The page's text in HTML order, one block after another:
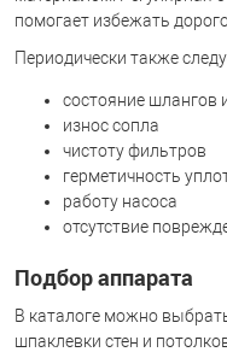
помогает избежать
Периодически также
состояние шлангов
износ сопла
чистоту фильтров
герметичность
работу насоса
отсутствие
Подбор аппарата
В каталоге можно
шпаклевки стен и